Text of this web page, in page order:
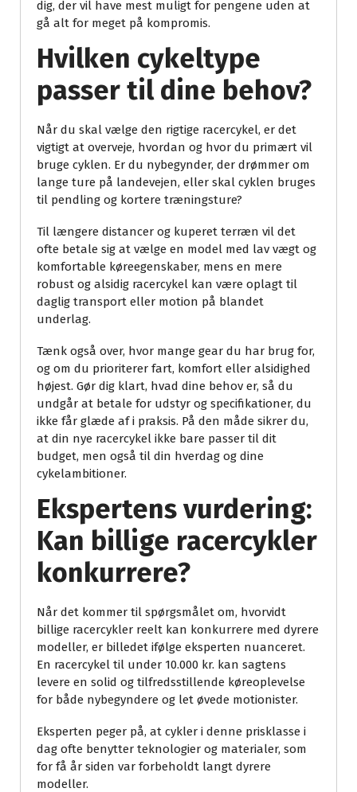
dig, der vil have mest muligt for pengene uden at
gå alt for meget på kompromis.
Hvilken cykeltype
passer til dine behov?
Når du skal vælge den rigtige racercykel, er det
vigtigt at overveje, hvordan og hvor du primært vil
bruge cyklen. Er du nybegynder, der drømmer om
lange ture på landevejen, eller skal cyklen bruges
til pendling og kortere træningsture?
Til længere distancer og kuperet terræn vil det
ofte betale sig at vælge en model med lav vægt og
komfortable køreegenskaber, mens en mere
robust og alsidig racercykel kan være oplagt til
daglig transport eller motion på blandet
underlag.
Tænk også over, hvor mange gear du har brug for,
og om du prioriterer fart, komfort eller alsidighed
højest. Gør dig klart, hvad dine behov er, så du
undgår at betale for udstyr og specifikationer, du
ikke får glæde af i praksis. På den måde sikrer du,
at din nye racercykel ikke bare passer til dit
budget, men også til din hverdag og dine
cykelambitioner.
Ekspertens vurdering:
Kan billige racercykler
konkurrere?
Når det kommer til spørgsmålet om, hvorvidt
billige racercykler reelt kan konkurrere med dyrere
modeller, er billedet ifølge eksperten nuanceret.
En racercykel til under 10.000 kr. kan sagtens
levere en solid og tilfredsstillende køreoplevelse
for både nybegyndere og let øvede motionister.
Eksperten peger på, at cykler i denne prisklasse i
dag ofte benytter teknologier og materialer, som
for få år siden var forbeholdt langt dyrere
modeller.